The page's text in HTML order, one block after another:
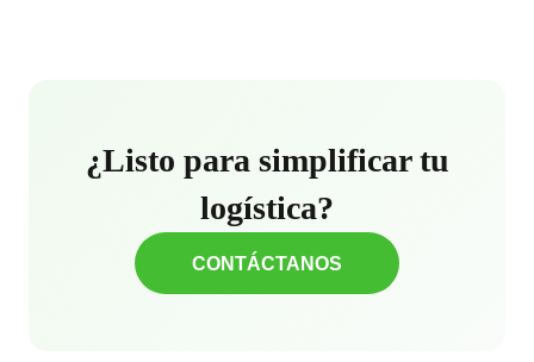
¿Listo para simplificar tu
logística?
CONTÁCTANOS